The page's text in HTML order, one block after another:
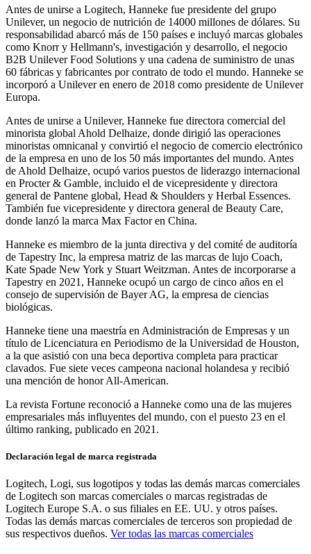
Antes de unirse a Logitech, Hanneke fue presidente del grupo
Unilever, un negocio de nutrición de 14000 millones de dólares. Su
responsabilidad abarcó más de 150 países e incluyó marcas globales
como Knorr y Hellmann's, investigación y desarrollo, el negocio
B2B Unilever Food Solutions y una cadena de suministro de unas
60 fábricas y fabricantes por contrato de todo el mundo. Hanneke se
incorporó a Unilever en enero de 2018 como presidente de Unilever
Europa.
Antes de unirse a Unilever, Hanneke fue directora comercial del
minorista global Ahold Delhaize, donde dirigió las operaciones
minoristas omnicanal y convirtió el negocio de comercio electrónico
de la empresa en uno de los 50 más importantes del mundo. Antes
de Ahold Delhaize, ocupó varios puestos de liderazgo internacional
en Procter & Gamble, incluido el de vicepresidente y directora
general de Pantene global, Head & Shoulders y Herbal Essences.
También fue vicepresidente y directora general de Beauty Care,
donde lanzó la marca Max Factor en China.
Hanneke es miembro de la junta directiva y del comité de auditoría
de Tapestry Inc, la empresa matriz de las marcas de lujo Coach,
Kate Spade New York y Stuart Weitzman. Antes de incorporarse a
Tapestry en 2021, Hanneke ocupó un cargo de cinco años en el
consejo de supervisión de Bayer AG, la empresa de ciencias
biológicas.
Hanneke tiene una maestría en Administración de Empresas y un
título de Licenciatura en Periodismo de la Universidad de Houston,
a la que asistió con una beca deportiva completa para practicar
clavados. Fue siete veces campeona nacional holandesa y recibió
una mención de honor All-American.
La revista Fortune reconoció a Hanneke como una de las mujeres
empresariales más influyentes del mundo, con el puesto 23 en el
último ranking, publicado en 2021.
Declaración legal de marca registrada
Logitech, Logi, sus logotipos y todas las demás marcas comerciales
de Logitech son marcas comerciales o marcas registradas de
Logitech Europe S.A. o sus filiales en EE. UU. y otros países.
Todas las demás marcas comerciales de terceros son propiedad de
sus respectivos dueños. Ver todas las marcas comerciales